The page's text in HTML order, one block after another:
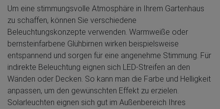
Um eine stimmungsvolle Atmosphäre in Ihrem Gartenhaus
zu schaffen, können Sie verschiedene
Beleuchtungskonzepte verwenden. Warmweiße oder
bernsteinfarbene Glühbirnen wirken beispielsweise
entspannend und sorgen für eine angenehme Stimmung. Für
indirekte Beleuchtung eignen sich LED-Streifen an den
Wänden oder Decken. So kann man die Farbe und Helligkeit
anpassen, um den gewünschten Effekt zu erzielen.
Solarleuchten eignen sich gut im Außenbereich Ihres